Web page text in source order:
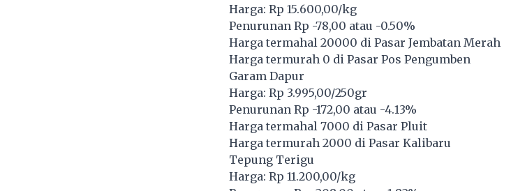
Harga: Rp 15.600,00/kg
Penurunan Rp -78,00 atau -0.50%
Harga termahal 20000 di Pasar Jembatan Merah
Harga termurah 0 di Pasar Pos Pengumben
Garam Dapur
Harga: Rp 3.995,00/250gr
Penurunan Rp -172,00 atau -4.13%
Harga termahal 7000 di Pasar Pluit
Harga termurah 2000 di Pasar Kalibaru
Tepung Terigu
Harga: Rp 11.200,00/kg